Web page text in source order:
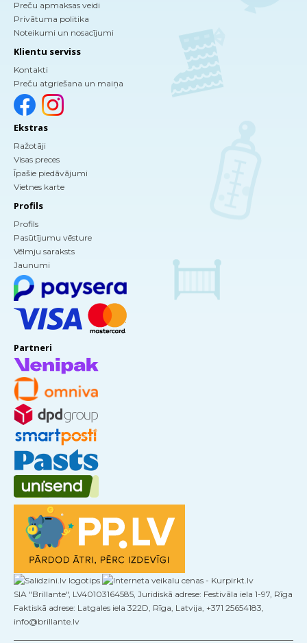
Preču apmaksas veidi
Privātuma politika
Noteikumi un nosacījumi
Klientu serviss
Kontakti
Preču atgriešana un maiņa
Ekstras
Ražotāji
Visas preces
Īpašie piedāvājumi
Vietnes karte
Profils
Profils
Pasūtījumu vēsture
Vēlmju saraksts
Jaunumi
Partneri
SIA "Brillante", LV40103164585, Juridiskā adrese: Festivāla iela 1-97, Rīga
Faktiskā adrese: Latgales iela 322D, Rīga, Latvija, +371 25654183,
info@brillante.lv